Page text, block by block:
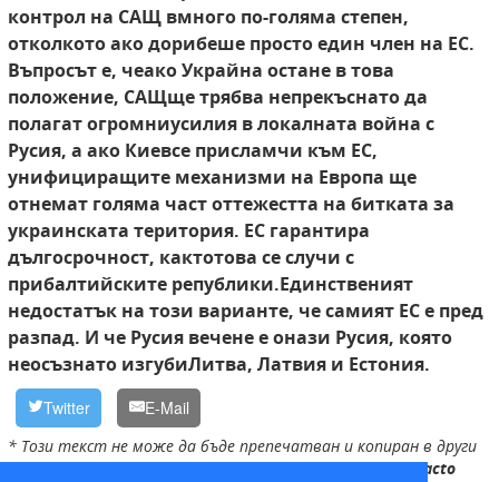
контрол на САЩ вмного по-голяма степен,
отколкото ако дорибеше просто един член на ЕС.
Въпросът е, чеако Украйна остане в това
положение, САЩще трябва непрекъснато да
полагат огромниусилия в локалната война с
Русия, а ако Киевсе присламчи към ЕС,
унифициращите механизми на Европа ще
отнемат голяма част оттежестта на битката за
украинската територия. ЕС гарантира
дългосрочност, кактотова се случи с
прибалтийските републики.Единственият
недостатък на този варианте, че самият ЕС е пред
разпад. И че Русия вечене е онази Русия, която
неосъзнато изгубиЛитва, Латвия и Естония.
Twitter E-Mail
* Този текст не може да бъде препечатван и копиран в други
медии без изричното разрешение на редакцията наinfacto